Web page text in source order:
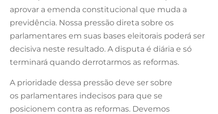
aprovar a emenda constitucional que muda a
previdência. Nossa pressão direta sobre os
parlamentares em suas bases eleitorais poderá ser
decisiva neste resultado. A disputa é diária e só
terminará quando derrotarmos as reformas.
A prioridade dessa pressão deve ser sobre
os parlamentares indecisos para que se
posicionem contra as reformas. Devemos